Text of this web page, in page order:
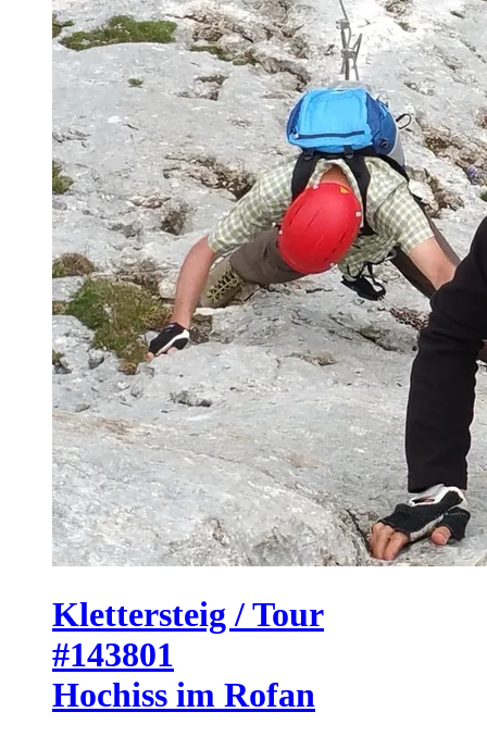
Klettersteig / Tour
#143801
Hochiss im Rofan